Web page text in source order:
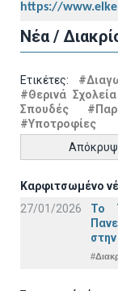
https://
Νέα /
Ετικέτες:
#Θερινά Σχολεία
Σπουδές
#Υποτροφίες
Καρφιτσωμένο
27/01/2026
Το